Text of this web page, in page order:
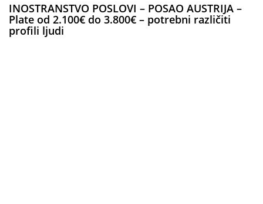
INOSTRANSTVO POSLOVI – POSAO AUSTRIJA –
Plate od 2.100€ do 3.800€ – potrebni različiti
profili ljudi